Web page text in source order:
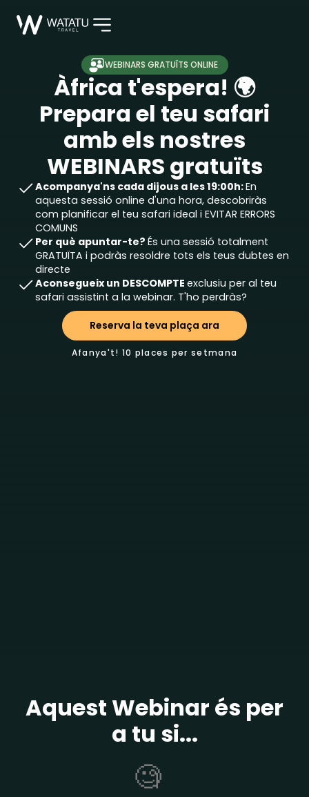
WEBINARS GRATUÏTS ONLINE
Àfrica t'espera! 🌍
Prepara el teu safari
amb els nostres
WEBINARS gratuïts
Acompanya'ns cada dijous a les 19:00h:En
aquesta sessió online d'una hora, descobriràs
com planificar el teu safari ideal i EVITAR ERRORS
COMUNS
Per què apuntar-te? És una sessió totalment
GRATUÏTA i podràs resoldre tots els teus dubtes en
directe
Aconsegueix un DESCOMPTE exclusiu per al teu
safari assistint a la webinar. T'ho perdràs?
Reserva la teva plaça ara
Afanya't! 10 places per setmana
Aquest Webinar és per
a tu si...
🧐